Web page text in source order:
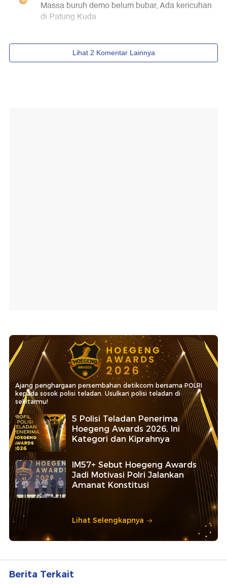
Ajang penghargaan persembahan detikcom bersama POLRI
kepada sosok polisi teladan. Usulkan polisi teladan di
sekitarmu!
5 Polisi Teladan Penerima
Hoegeng Awards 2026, Ini
Kategori dan Kiprahnya
IM57+ Sebut Hoegeng Awards
Jadi Motivasi Polri Jalankan
Amanat Konstitusi
Lihat Selengkapnya
Berita Terkait